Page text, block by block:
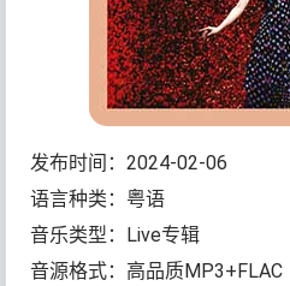
发布时间：2024-02-06
语言种类：粤语
音乐类型：Live专辑
音源格式：高品质MP3+FLAC